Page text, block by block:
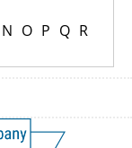
N O P Q R